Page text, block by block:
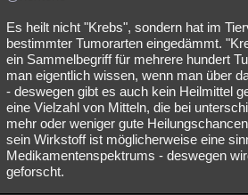
Es heilt nicht "Krebs", sondern hat im
bestimmter Tumorarten eingedämmt.
ein Sammelbegriff für mehrere hundert
man eigentlich wissen, wenn man über
- deswegen gibt es auch kein Heilmittel
eine Vielzahl von Mitteln, die bei
mehr oder weniger gute
sein Wirkstoff ist möglicherweise eine
Medikamentenspektrums - deswegen
geforscht.